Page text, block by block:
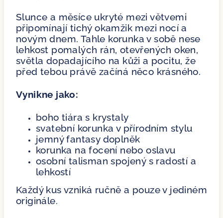
Slunce a měsíce ukryté mezi větvemi
připomínají tichý okamžik mezi nocí a
novým dnem. Tahle korunka v sobě nese
lehkost pomalých rán, otevřených oken,
světla dopadajícího na kůži a pocitu, že
před tebou právě začíná něco krásného.
Vynikne jako:
boho tiára s krystaly
svatební korunka v přírodním stylu
jemný fantasy doplněk
korunka na focení nebo oslavu
osobní talisman spojený s radostí a
lehkostí
Každý kus vzniká ručně a pouze v jediném
originále.